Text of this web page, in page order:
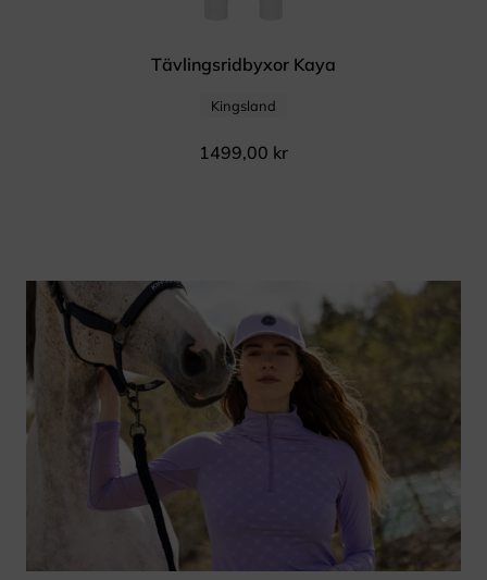
Tävlingsridbyxor Kaya
Kingsland
1499,00 kr